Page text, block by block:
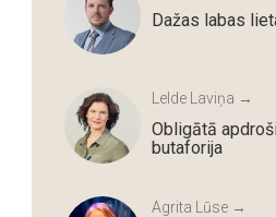
Dažas labas
Lelde Laviņa →
Obligātā
butaforija
Agrita Lūse →